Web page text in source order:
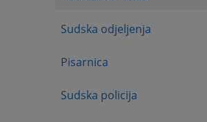
Sudska odjeljenja
Pisarnica
Sudska policija